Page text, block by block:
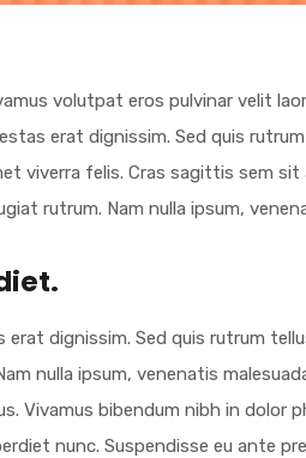
volutpat eros pulvinar velit
erat dignissim. Sed quis
viverra felis. Cras sagittis sem sit
rutrum. Nam nulla ipsum,
dignissim. Sed quis rutrum
nulla ipsum, venenatis
Vivamus bibendum nibh in dolor
nunc. Suspendisse eu ante